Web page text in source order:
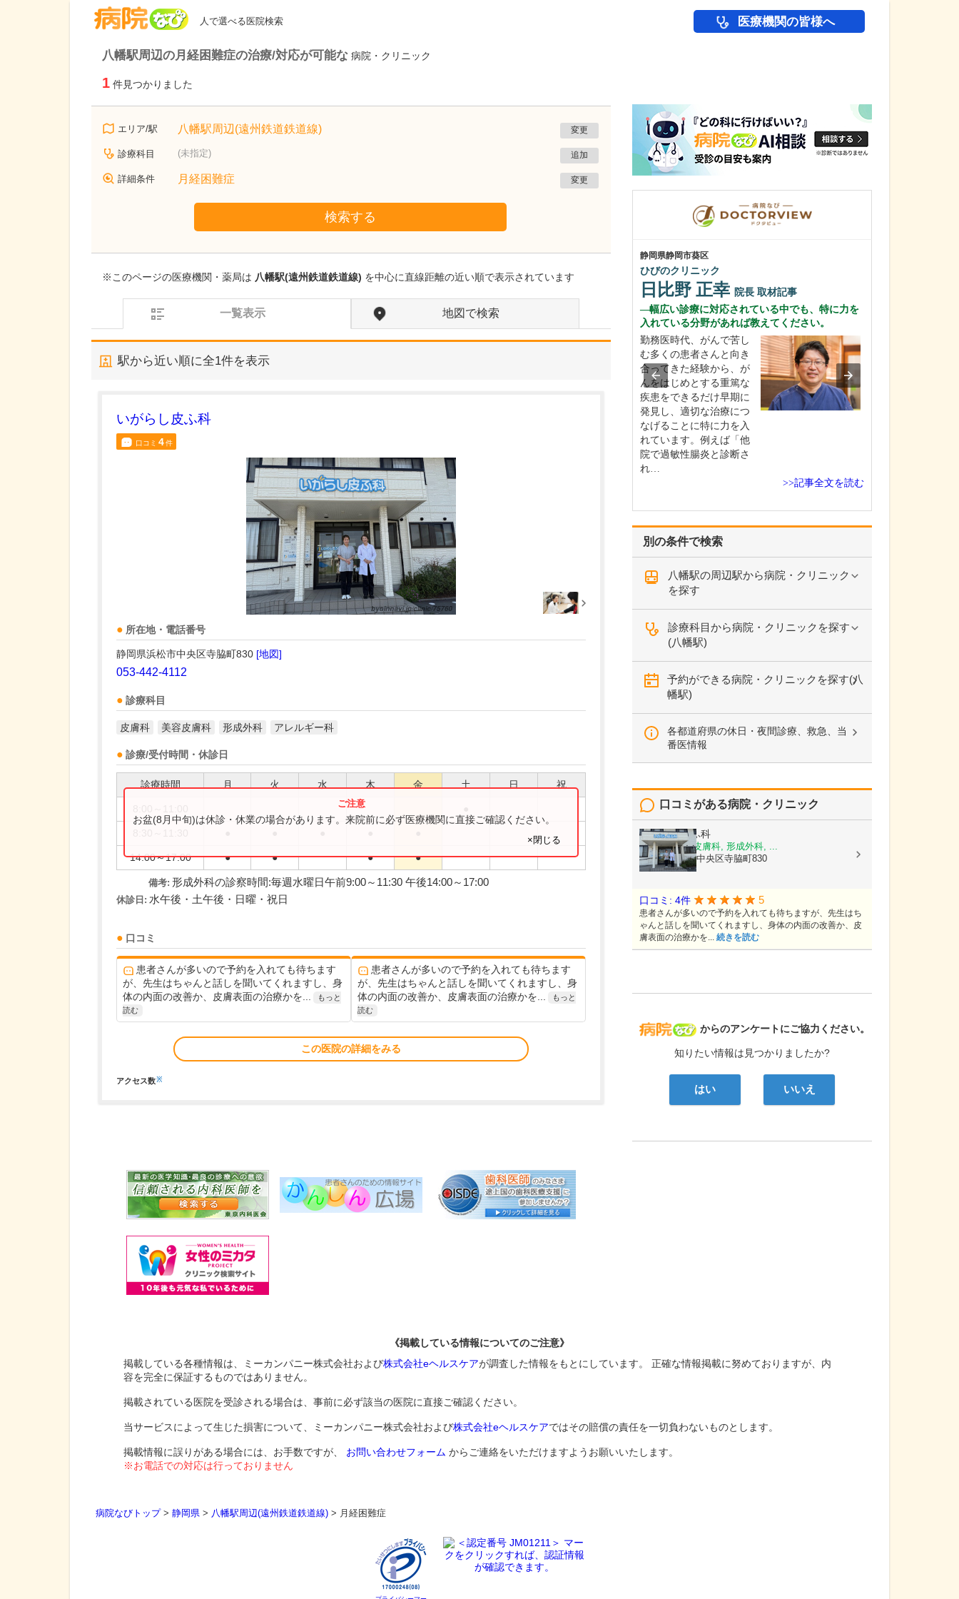
人で選べる医院検索 医療機関の皆様へ
八幡駅周辺の月経困難症の治療/対応が可能な 病院・クリニック
1 件見つかりました
エリア/駅 八幡駅周辺(遠州鉄道鉄道線) 変更
診療科目 (未指定) 追加
詳細条件 月経困難症 変更
検索する
※このページの医療機関・薬局は 八幡駅(遠州鉄道鉄道線) を中心に直線距離の近い順で表示されています
一覧表示 地図で検索
駅から近い順に全1件を表示
いがらし皮ふ科
口コミ 4件
所在地・電話番号
静岡県浜松市中央区寺脇町830 [地図]
053-442-4112
診療科目
皮膚科 美容皮膚科 形成外科 アレルギー科
診療/受付時間・休診日
診療時間 月 火 水 木 金 土 日 祝
14:00～17:00 ● ● ● ●
お盆(8月中旬)は休診・休業の場合があります。来院前に必ず医療機関に直接ご確認ください。
×閉じる
備考: 形成外科の診察時間:毎週水曜日午前9:00～11:30 午後14:00～17:00
休診日: 水午後・土午後・日曜・祝日
口コミ
患者さんが多いので予約を入れても待ちます
が、先生はちゃんと話しを聞いてくれますし、身
体の内面の改善か、皮膚表面の治療かを...
もっと
読む
患者さんが多いので予約を入れても待ちます
が、先生はちゃんと話しを聞いてくれますし、身
体の内面の改善か、皮膚表面の治療かを...
もっと
読む
この医院の詳細をみる
アクセス数※
別の条件で検索
八幡駅の周辺駅から病院・クリニック
を探す
診療科目から病院・クリニックを探す
(八幡駅)
予約ができる病院・クリニックを探す(八
幡駅)
各都道府県の休日・夜間診療、救急、当
番医情報
病院なび
からのアンケートにご協力ください。
知りたい情報は見つかりましたか?
はい いいえ
口コミがある病院・クリニック
いがらし皮ふ科
皮膚科, 美容皮膚科, 形成外科, ...
静岡県浜松市中央区寺脇町830
口コミ: 4件 5
患者さんが多いので予約を入れても待ちますが、先生はち
ゃんと話しを聞いてくれますし、身体の内面の改善か、皮
膚表面の治療かを... 続きを読む
静岡県富士市
富士 足・心臓血管クリニック
足の治りにくい傷とフットトラブルにも注力さ
れているそうですね。
はい。足のトラブルは、
い下…
静岡県静岡市葵区
ひびのクリニック
日比野 正幸 院長 取材記事
幅広い診療に対応されている中でも、特に力を
入れている分野があれば教えてください。
勤務医時代、がんで苦し
む多くの患者さんと向き
合ってきた経験から、が
んをはじめとする重篤な
疾患をできるだけ早期に
発見し、適切な治療につ
なげることに特に力を入
れています。例えば「他
院で過敏性腸炎と診断さ
れ…
>>記事全文を読む
《掲載している情報についてのご注意》
掲載している各種情報は、ミーカンパニー株式会社および株式会社eヘルスケアが調査した情報をもとにしています。 正確な情報掲載に努めておりますが、内
容を完全に保証するものではありません。
掲載されている医院を受診される場合は、事前に必ず該当の医院に直接ご確認ください。
当サービスによって生じた損害について、ミーカンパニー株式会社および株式会社eヘルスケアではその賠償の責任を一切負わないものとします。
掲載情報に誤りがある場合には、お手数ですが、 お問い合わせフォーム からご連絡をいただけますようお願いいたします。
※お電話での対応は行っておりません
病院なびトップ> 静岡県 > 八幡駅周辺(遠州鉄道鉄道線) > 月経困難症